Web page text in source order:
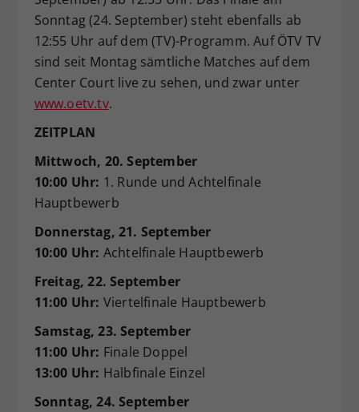
Sonntag (24. September) steht ebenfalls ab
12:55 Uhr auf dem (TV)-Programm. Auf ÖTV TV
sind seit Montag sämtliche Matches auf dem
Center Court live zu sehen, und zwar unter
www.oetv.tv.
ZEITPLAN
Mittwoch, 20. September
10:00 Uhr: 1. Runde und Achtelfinale
Hauptbewerb
Donnerstag, 21. September
10:00 Uhr: Achtelfinale Hauptbewerb
Freitag, 22. September
11:00 Uhr: Viertelfinale Hauptbewerb
Samstag, 23. September
11:00 Uhr: Finale Doppel
13:00 Uhr: Halbfinale Einzel
Sonntag, 24. September